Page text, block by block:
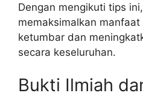
Dengan mengikuti tips
memaksimalkan
ketumbar dan
secara keseluruhan.
Bukti Ilmiah